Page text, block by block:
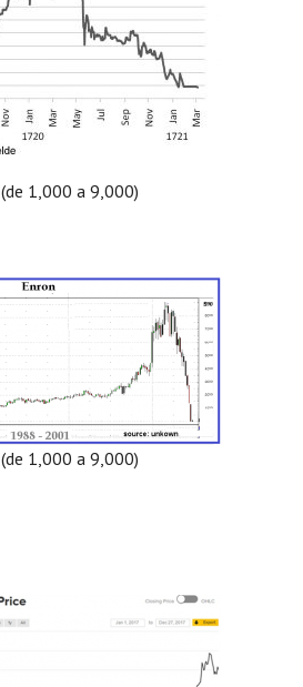
(de 1,000 a 9,000)
(de 1,000 a 9,000)